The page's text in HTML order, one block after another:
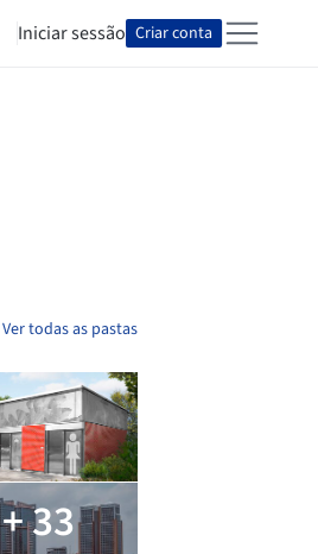
Iniciar sessão Criar conta
Ver todas as pastas
+ 33